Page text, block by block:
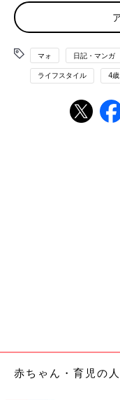
マォ 日記・マンガ
ライフスタイル 4歳
赤ちゃん・育児の